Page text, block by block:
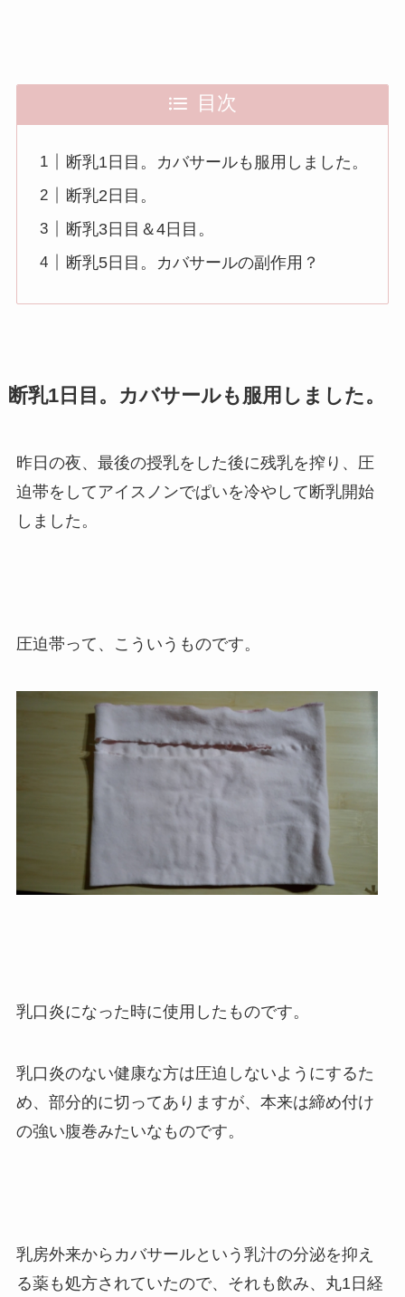
目次
断乳1日目。カバサールも服用しました。
断乳2日目。
断乳3日目＆4日目。
断乳5日目。カバサールの副作用？
断乳1日目。カバサールも服用しました。
昨日の夜、最後の授乳をした後に残乳を搾り、圧
迫帯をしてアイスノンでぱいを冷やして断乳開始
しました。
圧迫帯って、こういうものです。
乳口炎になった時に使用したものです。
乳口炎のない健康な方は圧迫しないようにするた
め、部分的に切ってありますが、本来は締め付け
の強い腹巻みたいなものです。
乳房外来からカバサールという乳汁の分泌を抑え
る薬も処方されていたので、それも飲み、丸1日経